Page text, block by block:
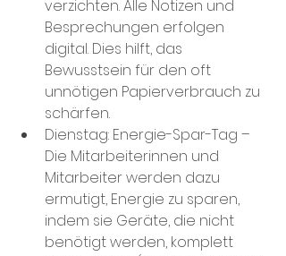
verzichten. Alle Notizen und
Besprechungen erfolgen
digital. Dies hilft, das
Bewusstsein für den oft
unnötigen Papierverbrauch zu
schärfen.
Dienstag: Energie-Spar-Tag –
Die Mitarbeiterinnen und
Mitarbeiter werden dazu
ermutigt, Energie zu sparen,
indem sie Geräte, die nicht
benötigt werden, komplett